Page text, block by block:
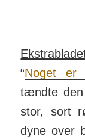
“Noget er
tændte den
stor, sort
dyne over